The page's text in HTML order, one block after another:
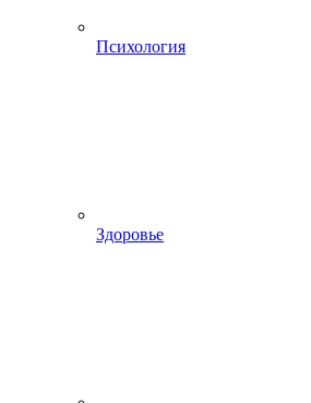
Психология
Здоровье